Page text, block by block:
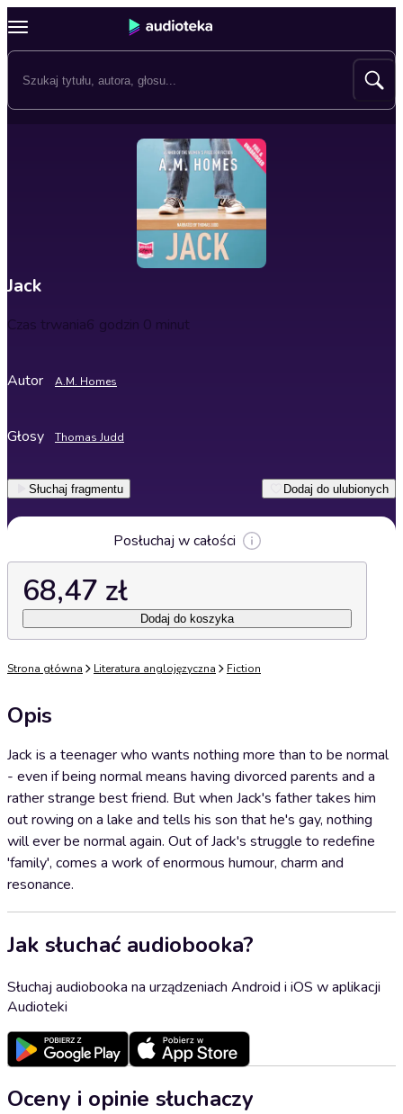
Jack
Czas trwania6 godzin 0 minut
Autor A.M. Homes
Głosy Thomas Judd
Słuchaj fragmentu Dodaj do ulubionych
Posłuchaj w całości
68,47 zł
Dodaj do koszyka
Strona główna Literatura anglojęzyczna Fiction
Opis
Jack is a teenager who wants nothing more than to be normal
- even if being normal means having divorced parents and a
rather strange best friend. But when Jack's father takes him
out rowing on a lake and tells his son that he's gay, nothing
will ever be normal again. Out of Jack's struggle to redefine
'family', comes a work of enormous humour, charm and
resonance.
Jak słuchać audiobooka?
Słuchaj audiobooka na urządzeniach Android i iOS w aplikacji
Audioteki
Oceny i opinie słuchaczy